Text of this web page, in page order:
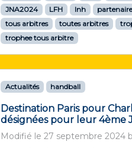
JNA2024
LFH lnh
tous arbitres
toutes arbitres
trophee tous arbitre
Actualités handball
Destination Paris pour
désignées pour leur 4ème
Modifié le 27 septembre 2024